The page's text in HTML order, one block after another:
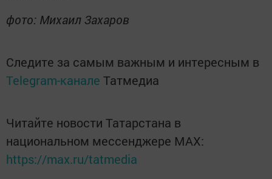
фото: Михаил Захаров
Следите за самым важным и интересным в
Telegram-канале Татмедиа
Читайте новости Татарстана в
национальном мессенджере MАХ:
https://max.ru/tatmedia